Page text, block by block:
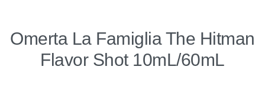
Omerta La Famiglia The Hitman
Flavor Shot 10mL/60mL